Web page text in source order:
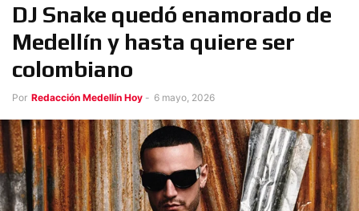
DJ Snake quedó enamorado de
Medellín y hasta quiere ser
colombiano
Por Redacción Medellín Hoy - 6 mayo, 2026